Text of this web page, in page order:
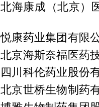
北海康成（北京）
悦康药业集团有限
北京海斯奈福医药
四川科伦药业股份
北京世桥生物制药